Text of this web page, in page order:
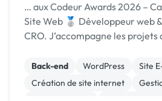
… aux Codeur Awards 2026 –
Site Web 🥈 Développeur web
CRO. J’accompagne les
Back-end WordPress
Site
Création de site internet